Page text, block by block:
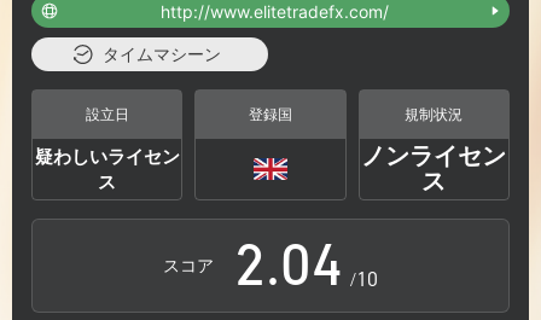
http://www.elitetradefx.com/
タイムマシーン
設立日
疑わしいライセン
ス
登録国 規制状況
ノンライセン
ス
スコア
0
1
2.0
2
3
4 /10